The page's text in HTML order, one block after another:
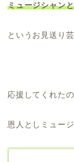
ミュージシャン
というお見送り
応援してくれた
恩人としミュー